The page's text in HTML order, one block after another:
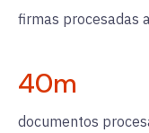
firmas procesadas
40m
documentos